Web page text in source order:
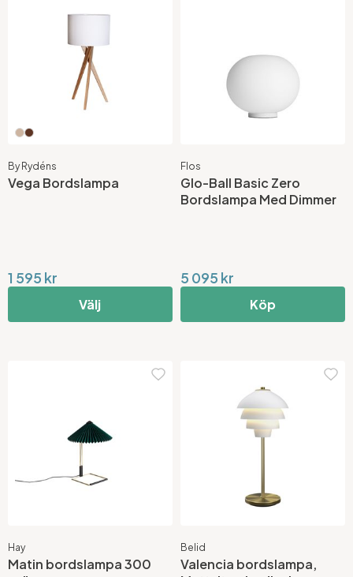
By Rydéns
Vega Bordslampa
1 595 kr
Välj
Flos
Glo-Ball Basic Zero
Bordslampa Med Dimmer
5 095 kr
Köp
Hay
Matin bordslampa 300
Belid
Valencia bordslampa,